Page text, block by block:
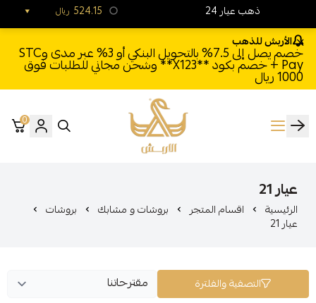
الأربش للذهب
خصم يصل إلى 7.5% بالتحويل البنكي أو 3% عبر مدى وSTC
Pay + خصم بكود **X123** وشحن مجاني للطلبات فوق
1000 ريال
الأربش للذهب
0
عيار 21
الرئيسية اقسام المتجر بروشات و مشابك بروشات
عيار 21
التصفية والفلترة
24 ذهب عيار ريال 524.15